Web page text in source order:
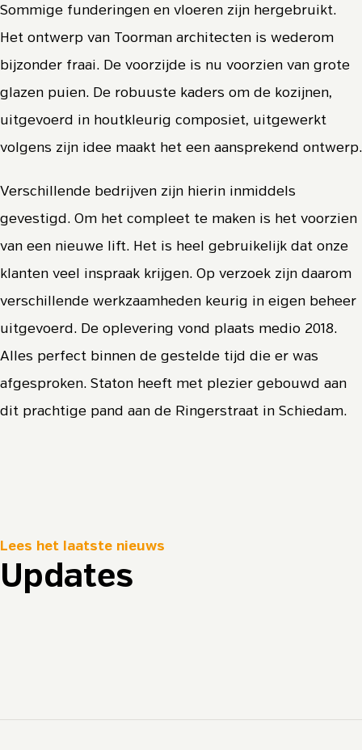
Sommige funderingen en vloeren zijn hergebruikt.
Het ontwerp van Toorman architecten is wederom
bijzonder fraai. De voorzijde is nu voorzien van grote
glazen puien. De robuuste kaders om de kozijnen,
uitgevoerd in houtkleurig composiet, uitgewerkt
volgens zijn idee maakt het een aansprekend ontwerp.
Verschillende bedrijven zijn hierin inmiddels
gevestigd. Om het compleet te maken is het voorzien
van een nieuwe lift. Het is heel gebruikelijk dat onze
klanten veel inspraak krijgen. Op verzoek zijn daarom
verschillende werkzaamheden keurig in eigen beheer
uitgevoerd. De oplevering vond plaats medio 2018.
Alles perfect binnen de gestelde tijd die er was
afgesproken. Staton heeft met plezier gebouwd aan
dit prachtige pand aan de Ringerstraat in Schiedam.
Lees het laatste nieuws
Updates